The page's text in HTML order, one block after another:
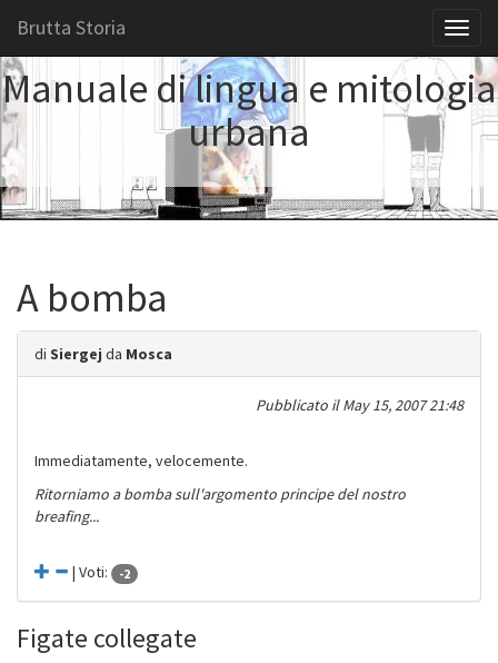
Brutta Storia
Manuale di lingua e mitologia
urbana
A bomba
di Siergej da Mosca
Pubblicato ilMay 15, 2007 21:48
Immediatamente, velocemente.
Ritorniamo a bomba sull'argomento principe del nostro
breafing...
| Voti: -2
Figate collegate